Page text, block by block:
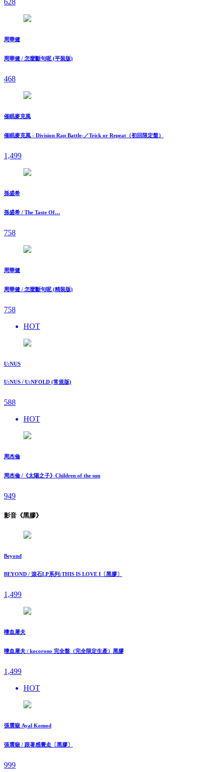
628
周華健
周華健 / 怎麼斷句呢 (平裝版)
468
催眠麥克風
催眠麥克風 - Division Rap Battle-／Trick or Repeat（初回限定盤）
1,499
孫盛希
孫盛希 / The Taste Of…
758
周華健
周華健 / 怎麼斷句呢 (精裝版)
758
HOT
U:NUS
U:NUS / U:NFOLD (常規版)
588
HOT
周杰倫
周杰倫 /《太陽之子》Children of the sun
949
影音《黑膠》
Beyond
BEYOND / 滾石LP系列:THIS IS LOVE I〔黑膠〕
1,499
嗜血屠夫
嗜血屠夫 / kocorono 完全盤（完全限定生產）黑膠
1,499
HOT
張震嶽 Ayal Komod
張震嶽 / 跟著感覺走〔黑膠〕
999